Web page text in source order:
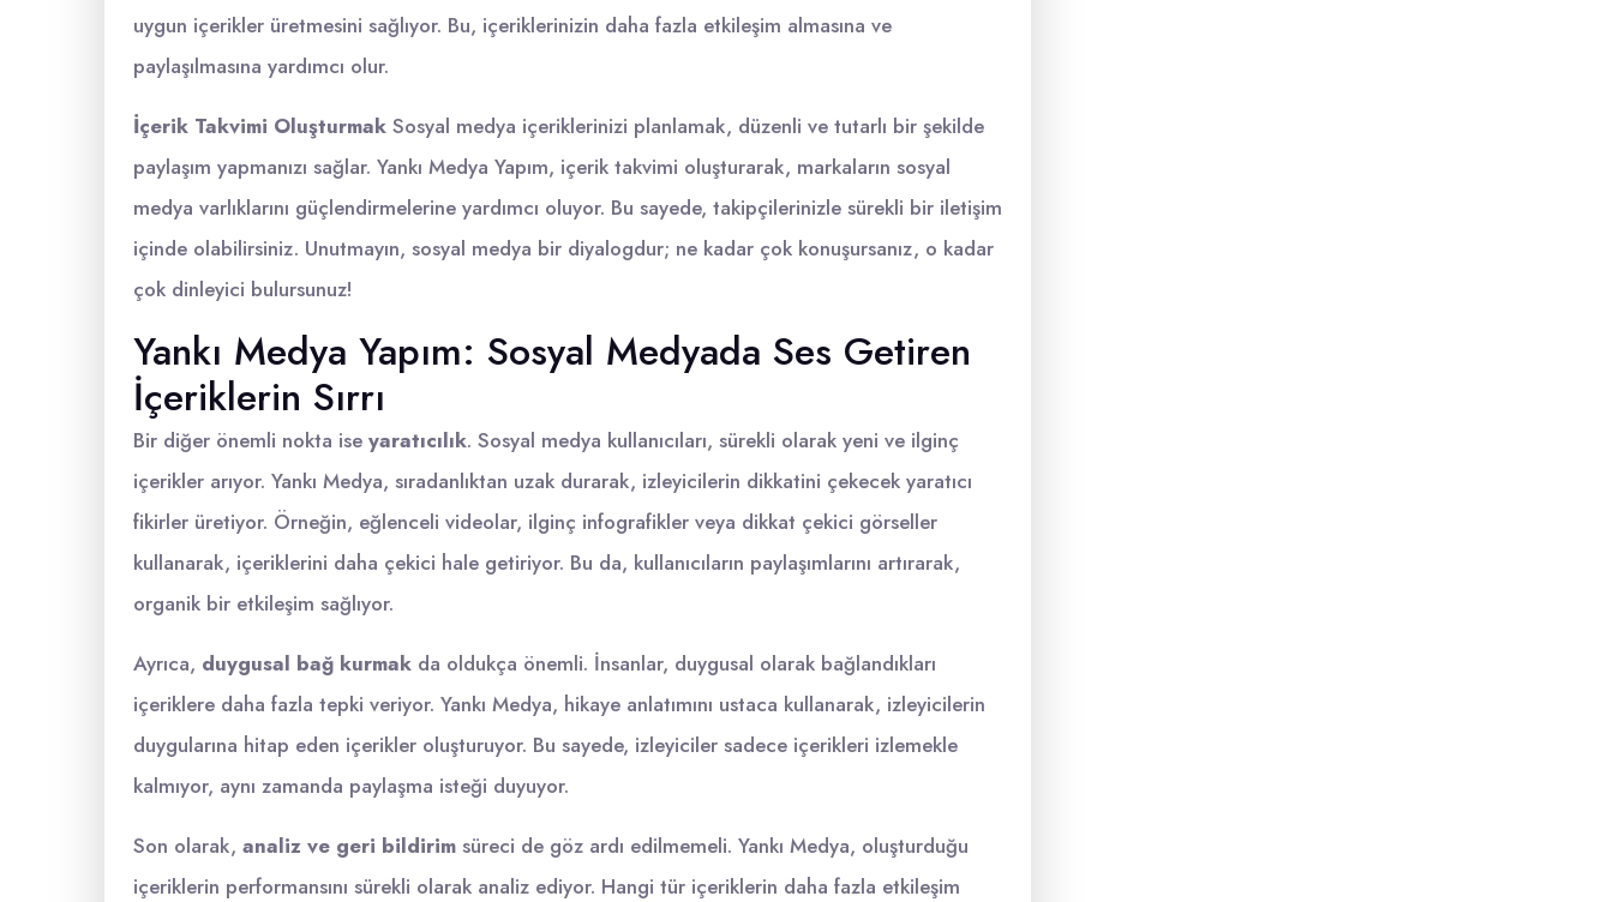
uygun içerikler üretmesini sağlıyor. Bu, içeriklerinizin daha fazla etkileşim almasına ve
paylaşılmasına yardımcı olur.
İçerik Takvimi Oluşturmak Sosyal medya içeriklerinizi planlamak, düzenli ve tutarlı bir şekilde
paylaşım yapmanızı sağlar. Yankı Medya Yapım, içerik takvimi oluşturarak, markaların sosyal
medya varlıklarını güçlendirmelerine yardımcı oluyor. Bu sayede, takipçilerinizle sürekli bir iletişim
içinde olabilirsiniz. Unutmayın, sosyal medya bir diyalogdur; ne kadar çok konuşursanız, o kadar
çok dinleyici bulursunuz!
Yankı Medya Yapım: Sosyal Medyada Ses Getiren
İçeriklerin Sırrı
Bir diğer önemli nokta ise yaratıcılık. Sosyal medya kullanıcıları, sürekli olarak yeni ve ilginç
içerikler arıyor. Yankı Medya, sıradanlıktan uzak durarak, izleyicilerin dikkatini çekecek yaratıcı
fikirler üretiyor. Örneğin, eğlenceli videolar, ilginç infografikler veya dikkat çekici görseller
kullanarak, içeriklerini daha çekici hale getiriyor. Bu da, kullanıcıların paylaşımlarını artırarak,
organik bir etkileşim sağlıyor.
Ayrıca, duygusal bağ kurmak da oldukça önemli. İnsanlar, duygusal olarak bağlandıkları
içeriklere daha fazla tepki veriyor. Yankı Medya, hikaye anlatımını ustaca kullanarak, izleyicilerin
duygularına hitap eden içerikler oluşturuyor. Bu sayede, izleyiciler sadece içerikleri izlemekle
kalmıyor, aynı zamanda paylaşma isteği duyuyor.
Son olarak, analiz ve geri bildirim süreci de göz ardı edilmemeli. Yankı Medya, oluşturduğu
içeriklerin performansını sürekli olarak analiz ediyor. Hangi tür içeriklerin daha fazla etkileşim